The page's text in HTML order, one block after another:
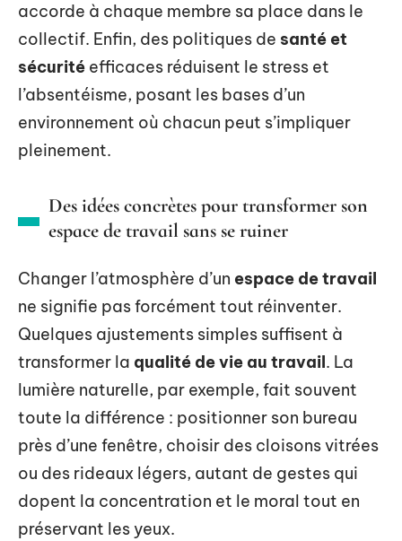
accorde à chaque membre sa place dans le
collectif. Enfin, des politiques de santé et
sécurité efficaces réduisent le stress et
l’absentéisme, posant les bases d’un
environnement où chacun peut s’impliquer
pleinement.
Des idées concrètes pour transformer son
espace de travail sans se ruiner
Changer l’atmosphère d’un espace de travail
ne signifie pas forcément tout réinventer.
Quelques ajustements simples suffisent à
transformer la qualité de vie au travail. La
lumière naturelle, par exemple, fait souvent
toute la différence : positionner son bureau
près d’une fenêtre, choisir des cloisons vitrées
ou des rideaux légers, autant de gestes qui
dopent la concentration et le moral tout en
préservant les yeux.